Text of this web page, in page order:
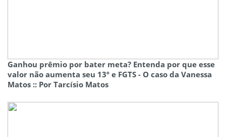
Ganhou prêmio por bater meta? Entenda por que esse
valor não aumenta seu 13º e FGTS - O caso da Vanessa
Matos :: Por Tarcísio Matos